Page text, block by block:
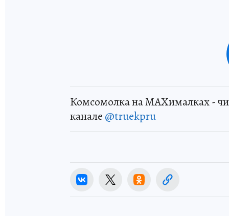
Комсомолка на MAXималках -
канале @truekpru